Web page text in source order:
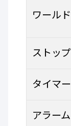
ワール
ストッ
タイマー
アラーム